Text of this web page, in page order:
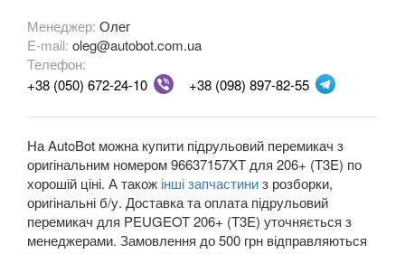
206 CC (2D)
206+ (T3E)
207 (WA, WB, WC, WE)
207 CC
208
307 (3A, 3B, 3C, 3H)
Менеджер: Олег
E-mail: oleg@autobot.com.ua
Телефон:
+38 (050) 672-24-10
+38 (098) 897-82-55
На AutoBot можна купити підрульовий перемикач з
оригінальним номером 96637157XT для 206+ (T3E) по
хорошій ціні. А також інші запчастиниз розборки,
оригінальні б/у. Доставка та оплата підрульовий
перемикач для PEUGEOT 206+ (T3E) уточняється з
менеджерами. Замовлення до 500 грн відправляються